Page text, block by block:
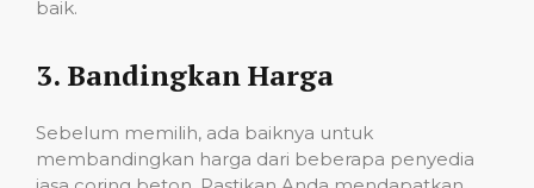
baik.
3. Bandingkan Harga
Sebelum memilih, ada baiknya untuk
membandingkan harga dari beberapa penyedia